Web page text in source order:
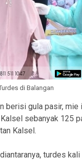
di Balangan
berisi gula pasir, mie
sebanyak 125
Kalsel.
turdes